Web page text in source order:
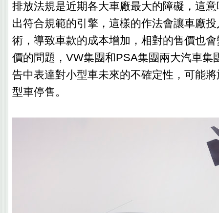
排放法規是近期各大車廠最大的障礙，這
出符合規範的引擎，這樣的作法會讓車廠
術，導致車款的成本增加，相對的售價也
價的問題，VW集團和PSA集團兩大汽車集
告中表達對小型車未來的不確定性，可能
型車停售。